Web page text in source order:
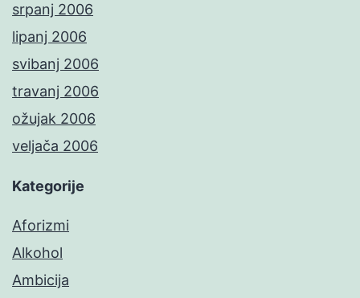
srpanj 2006
lipanj 2006
svibanj 2006
travanj 2006
ožujak 2006
veljača 2006
Kategorije
Aforizmi
Alkohol
Ambicija